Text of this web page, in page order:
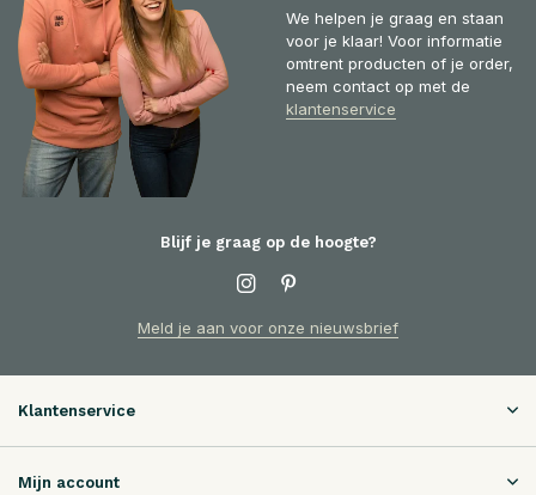
We helpen je graag en staan
voor je klaar! Voor informatie
omtrent producten of je order,
neem contact op met de
klantenservice
Blijf je graag op de hoogte?
Meld je aan voor onze nieuwsbrief
Klantenservice
Mijn account